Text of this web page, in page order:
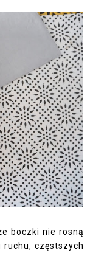
boczki nie rosną
częstszych